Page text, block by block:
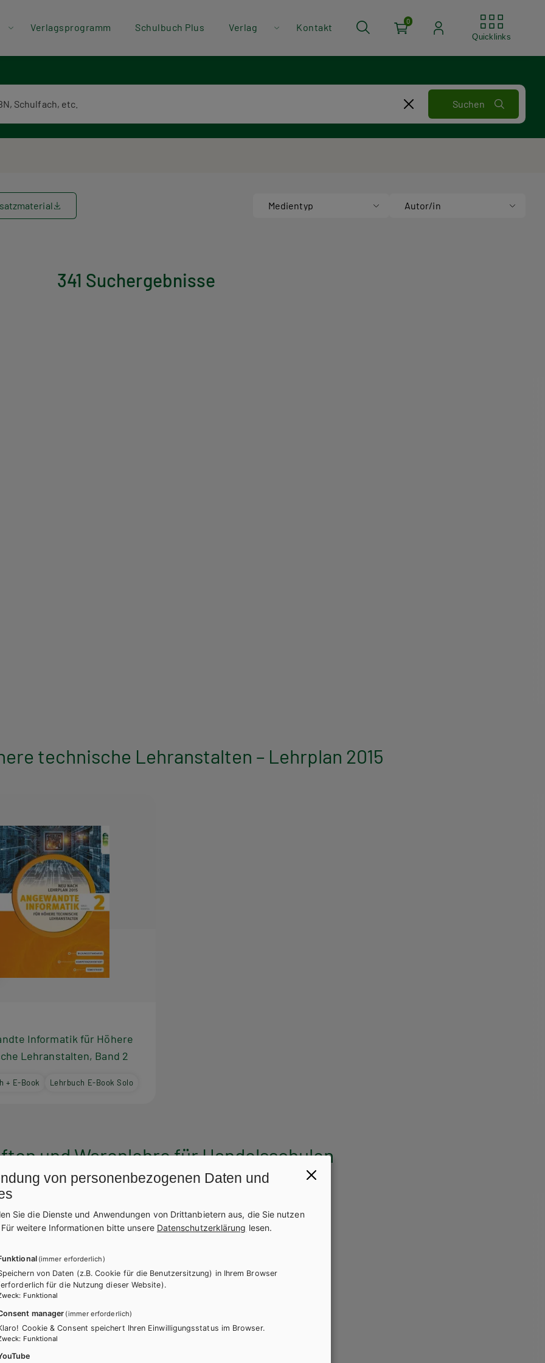
Verlagsprogramm Schulbuch Plus Verlag Kontakt
0
Quicklinks
341 Suchergebnisse
technische Lehranstalten – Lehrplan 2015
Informatik für Höhere
Lehranstalten, Band 2
+ E-Book Lehrbuch E-Book Solo
und Warenlehre für Handelsschulen
von personenbezogenen Daten und
Sie die Dienste und Anwendungen von Drittanbietern aus, die Sie nutzen
Für weitere Informationen bitte unsere Datenschutzerklärung lesen.
(immer erforderlich)
von Daten (z.B. Cookie für die Benutzersitzung) in Ihrem Browser
für die Nutzung dieser Website).
: Funktional
manager (immer erforderlich)
Cookie & Consent speichert Ihren Einwilligungsstatus im Browser.
: Funktional